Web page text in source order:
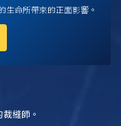
命所帶來的正面影響。
縫師。